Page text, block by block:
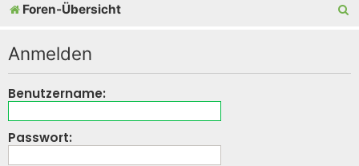
Foren-Übersicht
Anmelden
Benutzername:
Passwort: